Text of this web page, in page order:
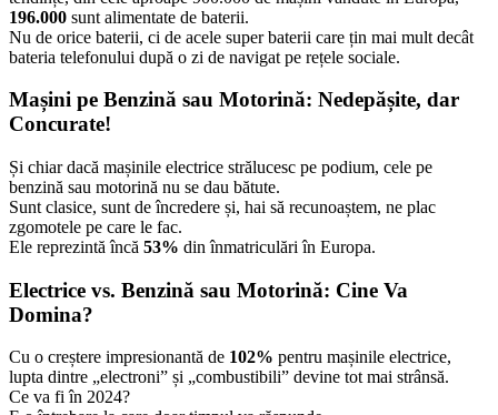
196.000 sunt alimentate de baterii.
Nu de orice baterii, ci de acele super baterii care țin mai mult decât
bateria telefonului după o zi de navigat pe rețele sociale.
Mașini pe Benzină sau Motorină: Nedepășite, dar
Concurate!
Și chiar dacă mașinile electrice strălucesc pe podium, cele pe
benzină sau motorină nu se dau bătute.
Sunt clasice, sunt de încredere și, hai să recunoaștem, ne plac
zgomotele pe care le fac.
Ele reprezintă încă 53% din înmatriculări în Europa.
Electrice vs. Benzină sau Motorină: Cine Va
Domina?
Cu o creștere impresionantă de 102% pentru mașinile electrice,
lupta dintre „electroni” și „combustibili” devine tot mai strânsă.
Ce va fi în 2024?